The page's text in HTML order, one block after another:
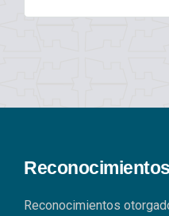
Reconocimientos